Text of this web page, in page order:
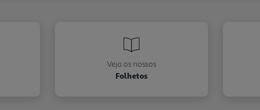
Veja os nossos
Folhetos